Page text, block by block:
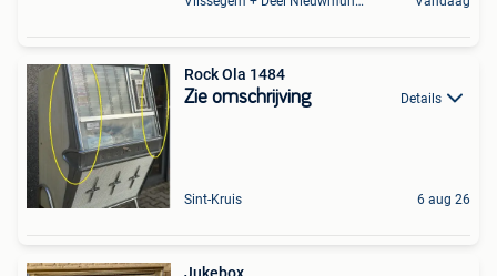
Rock Ola 1484
Zie omschrijving Details
Sint-Kruis 6 aug 26